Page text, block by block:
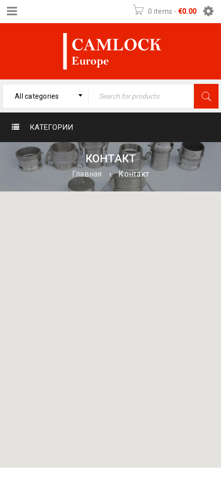
0 items - €0.00
All categories
КАТЕГОРИИ
КОНТАКТ
Главная › Контакт